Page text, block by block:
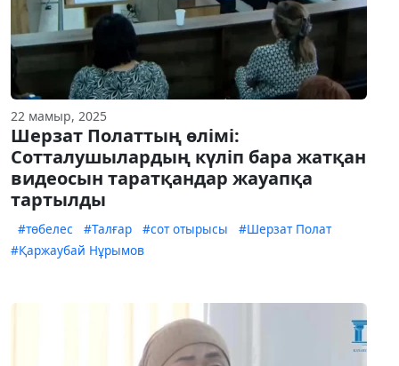
22 мамыр, 2025
Шерзат Полаттың өлімі:
Сотталушылардың күліп бара жатқан
видеосын таратқандар жауапқа
тартылды
#төбелес #Талғар #сот отырысы
#Шерзат Полат
#Қаржаубай Нұрымов